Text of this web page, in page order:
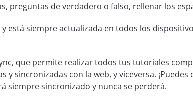
preguntas de verdadero o falso, rellenar los
está siempre actualizada en todos los
que permite realizar todos tus tutoriales
sincronizadas con la web, y viceversa.
siempre sincronizado y nunca se perderá.